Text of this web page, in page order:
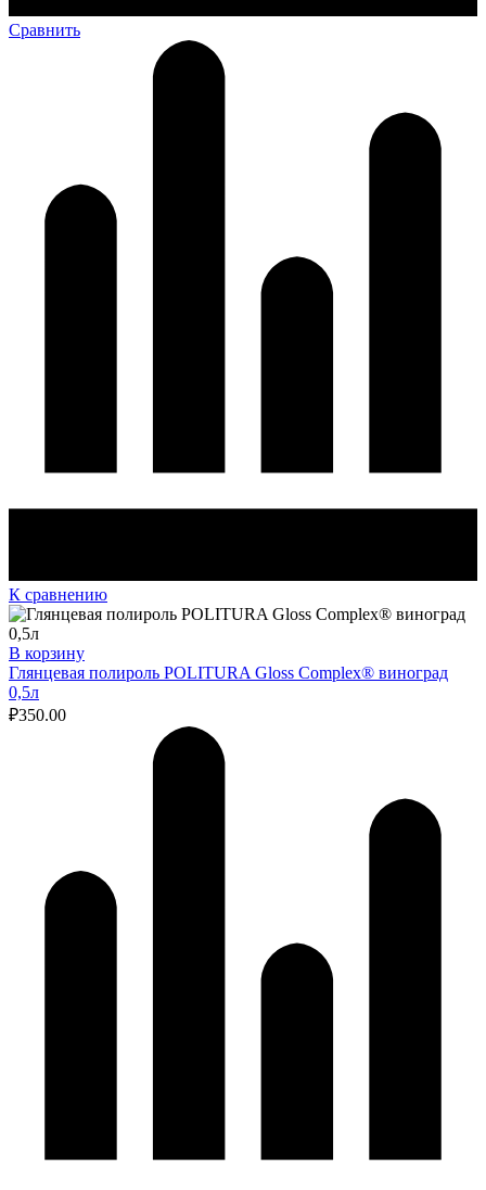
Сравнить
К сравнению
В корзину
Глянцевая полироль POLITURA Gloss Complex® виноград
0,5л
₽350.00